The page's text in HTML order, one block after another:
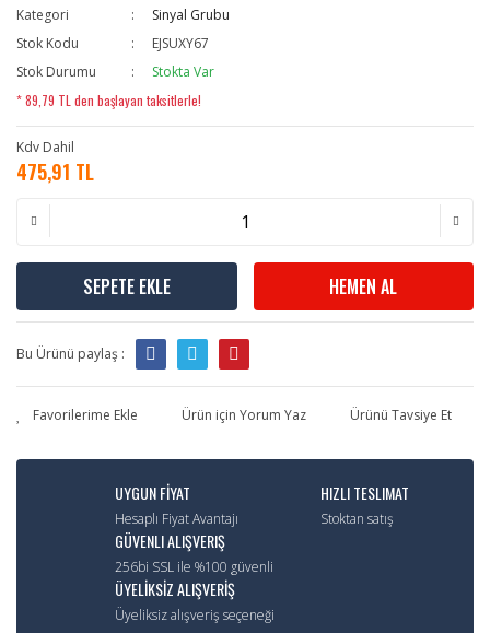
Kategori
Sinyal Grubu
Stok Kodu
EJSUXY67
Stok Durumu
Stokta Var
* 89,79 TL den başlayan taksitlerle!
Kdv Dahil
475,91 TL
SEPETE EKLE HEMEN AL
Bu Ürünü paylaş :
Ürün için Yorum Yaz Ürünü Tavsiye Et
UYGUN FİYAT
Hesaplı Fiyat Avantajı
HIZLI TESLIMAT
Stoktan satış
GÜVENLI ALIŞVERIŞ
256bi SSL ile %100 güvenli
ÜYELİKSİZ ALIŞVERİŞ
Üyeliksiz alışveriş seçeneği